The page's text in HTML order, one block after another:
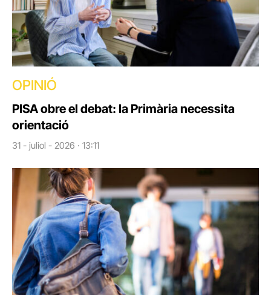
OPINIÓ
PISA obre el debat: la Primària necessita
orientació
31 - juliol - 2026 · 13:11